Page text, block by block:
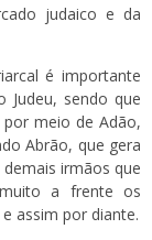
judaico e da
é importante
sendo que
meio de Adão,
Abrão, que gera
demais irmãos que
a frente os
assim por diante.